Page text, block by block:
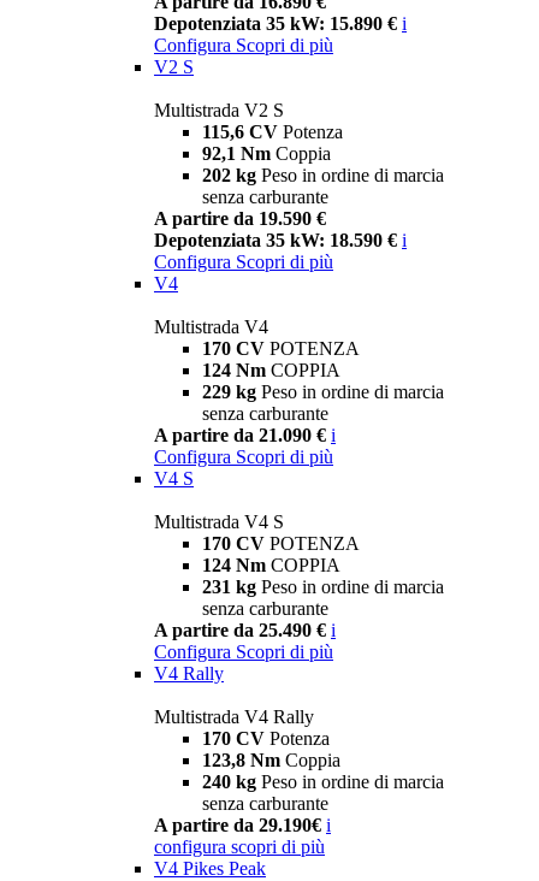
Depotenziata 35 kW: 15.890 € i
Configura Scopri di più
V2 S
Multistrada V2 S
115,6 CV Potenza
92,1 Nm Coppia
202 kg Peso in ordine di marcia
senza carburante
A partire da 19.590 €
Depotenziata 35 kW: 18.590 € i
Configura Scopri di più
V4
Multistrada V4
170 CV POTENZA
124 Nm COPPIA
229 kg Peso in ordine di marcia
senza carburante
A partire da 21.090 € i
Configura Scopri di più
V4 S
Multistrada V4 S
170 CV POTENZA
124 Nm COPPIA
231 kg Peso in ordine di marcia
senza carburante
A partire da 25.490 € i
Configura Scopri di più
V4 Rally
Multistrada V4 Rally
170 CV Potenza
123,8 Nm Coppia
240 kg Peso in ordine di marcia
senza carburante
A partire da 29.190€ i
configura scopri di più
V4 Pikes Peak